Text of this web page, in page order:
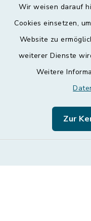
Wir weisen darauf
Cookies einsetzen,
Website zu
weiterer Dienste
Weitere
Zur